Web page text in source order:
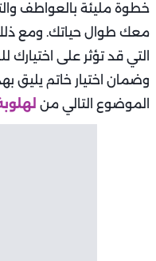
خطوة مليئة بالعواطف
معك طوال حياتك. ومع
التي قد تؤثر على اختيارك
وضمان اختيار خاتم يليق
الموضوع التالي من